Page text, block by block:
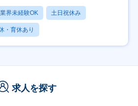
界未経験OK 土日祝休み
・育休あり
求人を探す